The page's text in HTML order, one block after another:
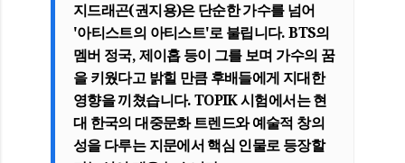
지드래곤(권지용)은 단순한 가수를 넘어
'아티스트의 아티스트'로 불립니다. BTS의
멤버 정국, 제이홉 등이 그를 보며 가수의 꿈
을 키웠다고 밝힐 만큼 후배들에게 지대한
영향을 끼쳤습니다. TOPIK 시험에서는 현
대 한국의 대중문화 트렌드와 예술적 창의
성을 다루는 지문에서 핵심 인물로 등장할